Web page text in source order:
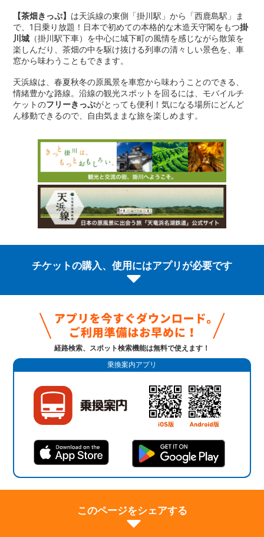
【茶畑きっぷ】 は天浜線の東側「掛川駅」から「西鹿島駅」ま
で、1日乗り放題！日本で初めての本格的な木造天守閣をもつ掛
川城（掛川駅下車）を中心に城下町の風情を感じながら散策を
楽しんだり、茶畑の中を駆け抜ける列車の清々しい景色を、車
窓から味わうこともできます。
天浜線は、春夏秋冬の原風景を車窓から味わうことのできる、
情緒豊かな路線。沿線の観光スポットを回るには、モバイルチ
ケットのフリーきっぷがとっても便利！気になる場所にどんど
ん移動できるので、自由気ままな旅を楽しめます。
チケットの購入、使用にはアプリが必要です
経路検索、スポット検索機能は無料で使えます！
乗換案内アプリ
このページをシェアする